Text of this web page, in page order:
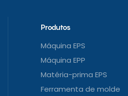
Produtos
Máquina EPS
Máquina EPP
Matéria-prima EPS
Ferramenta de molde